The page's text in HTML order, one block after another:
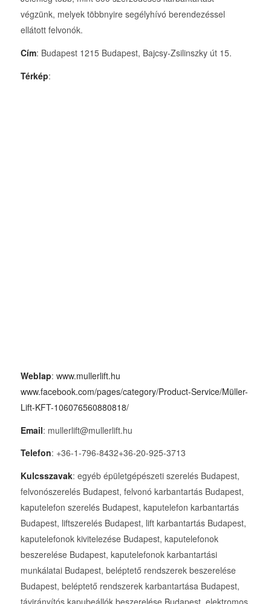
végzünk, melyek többnyire segélyhívó berendezéssel
ellátott felvonók.
Cím: Budapest 1215 Budapest, Bajcsy-Zsilinszky út 15.
Térkép:
Weblap: www.mullerlift.hu
www.facebook.com/pages/category/Product-Service/Müller-
Lift-KFT-106076560880818/
Email: mullerlift@mullerlift.hu
Telefon: +36-1-796-8432+36-20-925-3713
Kulcsszavak: egyéb épületgépészeti szerelés Budapest,
felvonószerelés Budapest, felvonó karbantartás Budapest,
kaputelefon szerelés Budapest, kaputelefon karbantartás
Budapest, liftszerelés Budapest, lift karbantartás Budapest,
kaputelefonok kivitelezése Budapest, kaputelefonok
beszerelése Budapest, kaputelefonok karbantartási
munkálatai Budapest, beléptető rendszerek beszerelése
Budapest, beléptető rendszerek karbantartása Budapest,